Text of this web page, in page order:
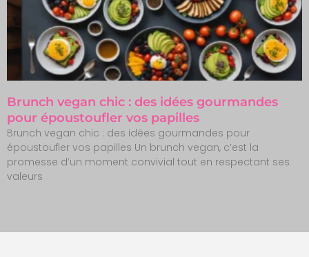
Brunch vegan chic : des idées gourmandes
pour époustoufler vos papilles
Brunch vegan chic : des idées gourmandes pour
époustoufler vos papilles Un brunch vegan, c’est la
promesse d’un moment convivial tout en respectant ses
valeurs